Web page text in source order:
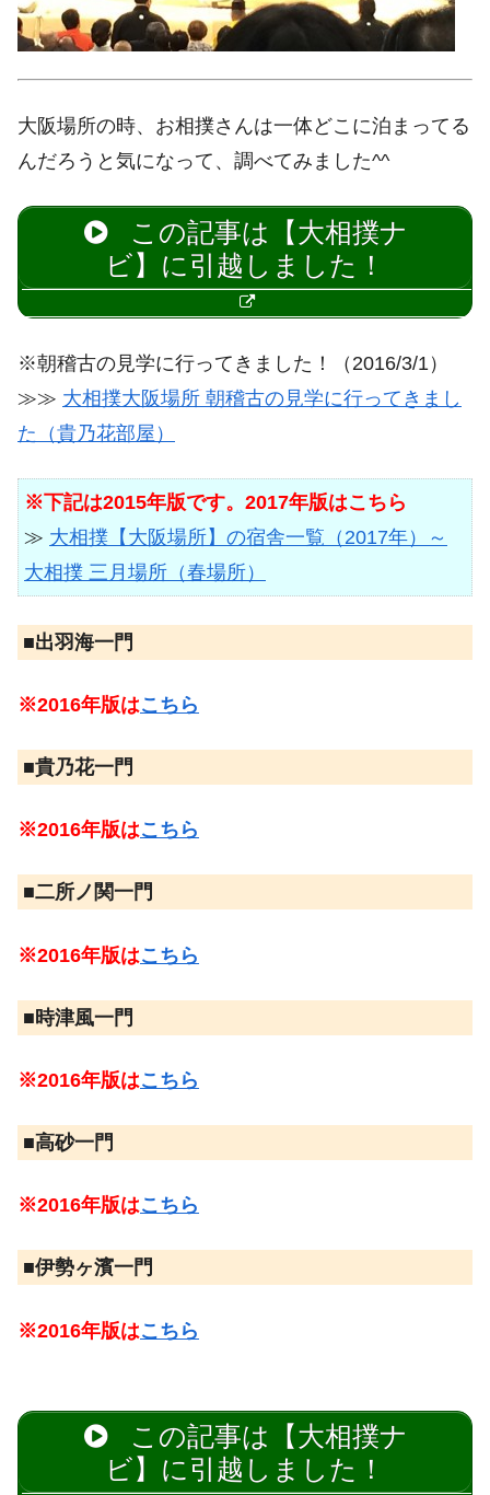
大阪場所の時、お相撲さんは一体どこに泊まってる
んだろうと気になって、調べてみました^^
この記事は【大相撲ナ
ビ】に引越しました！
※朝稽古の見学に行ってきました！（2016/3/1）
≫≫ 大相撲大阪場所 朝稽古の見学に行ってきまし
た（貴乃花部屋）
※下記は2015年版です。2017年版はこちら
≫ 大相撲【大阪場所】の宿舎一覧（2017年）～
大相撲 三月場所（春場所）
■出羽海一門
※2016年版はこちら
■貴乃花一門
※2016年版はこちら
■二所ノ関一門
※2016年版はこちら
■時津風一門
※2016年版はこちら
■高砂一門
※2016年版はこちら
■伊勢ヶ濱一門
※2016年版はこちら
この記事は【大相撲ナ
ビ】に引越しました！